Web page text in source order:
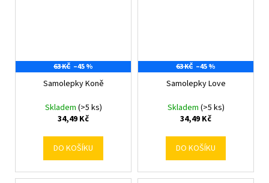
63 KČ –45 %
Samolepky Koně
Skladem (>5 ks)
34,49 Kč
DO KOŠÍKU
63 KČ –45 %
Samolepky Love
Skladem (>5 ks)
34,49 Kč
DO KOŠÍKU